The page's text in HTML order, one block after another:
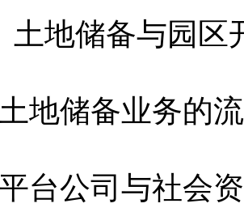
储备与园区
储备业务的流
公司与社会资